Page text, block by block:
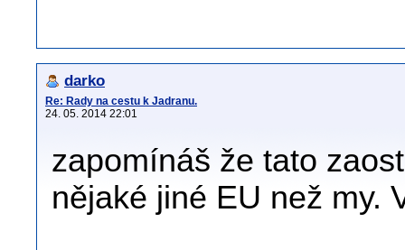
darko
Re: Rady na cestu k Jadranu.
24. 05. 2014 22:01
zapomínáš že tato
nějaké jiné EU než my.